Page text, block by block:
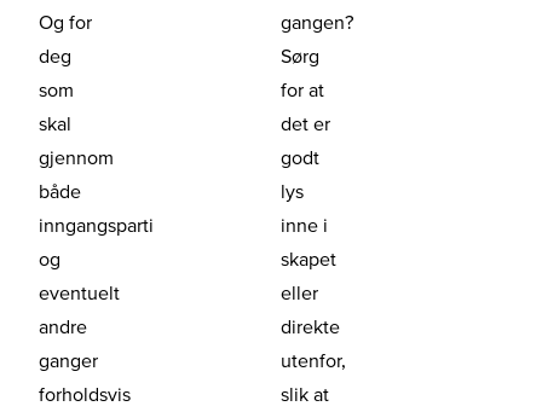
Og for
deg
som
skal
gjennom
både
inngangsparti
og
eventuelt
andre
ganger
forholdsvis
gangen?
Sørg
for at
det er
godt
lys
inne i
skapet
eller
direkte
utenfor,
slik at